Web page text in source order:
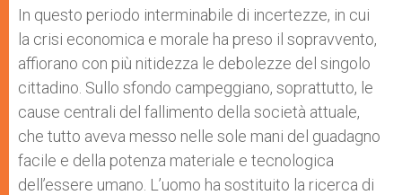
p
p
g
e
r
o
k
r
In questo periodo interminabile di incertezze, in cui
la crisi economica e morale ha preso il sopravvento,
affiorano con più nitidezza le debolezze del singolo
cittadino. Sullo sfondo campeggiano, soprattutto, le
cause centrali del fallimento della società attuale,
che tutto aveva messo nelle sole mani del guadagno
facile e della potenza materiale e tecnologica
dell’essere umano. L’uomo ha sostituito la ricerca di